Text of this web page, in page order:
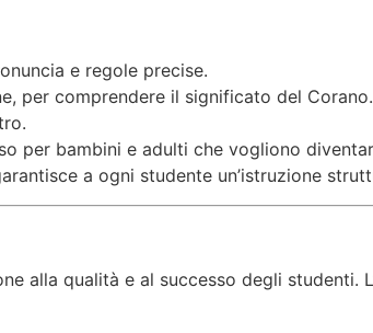
e regole precise.
per comprendere il significato del Corano.
per bambini e adulti che vogliono
a ogni studente un’istruzione
alla qualità e al successo degli studenti.